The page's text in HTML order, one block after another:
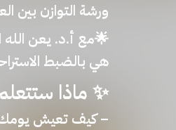
ورشة التوازن بين
هي بالضبط
✨ ماذا
– كيف تعيش